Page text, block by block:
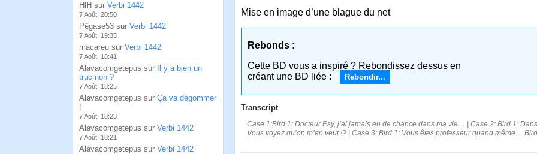
HlH sur Verbi 1442
7 Août, 20:50
Pégase53 sur Verbi 1442
7 Août, 19:35
macareu sur Verbi 1442
7 Août, 18:41
Alavacomgetepus sur
Il y a bien un
truc non ?
7 Août, 18:25
Alavacomgetepus sur Ça va dégommer
!
7 Août, 18:23
Alavacomgetepus sur Verbi 1442
7 Août, 18:21
Alavacomgetepus sur Verbi 1442
Mise en image d’une blague du net
Rebonds :
Cette BD vous a inspiré ? Rebondissez dessus en
créant une BD liée :
Rebondir...
Transcript
Case 1:Bird 1: Docteur Psy, j’ai jamais eu de chance dans ma vie… | Case 2: Bird 1:
Vous voyez qu’on m’en veut !? | Case 3: Bird 1: Vous êtes professeur quand même…